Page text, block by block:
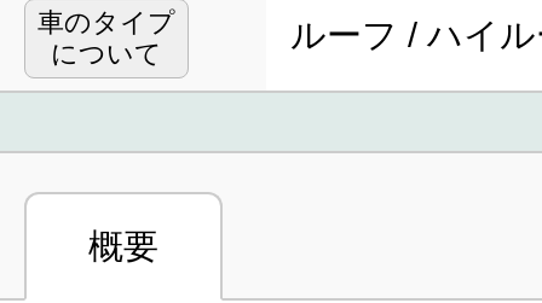
車のタイプ
について
ルーフ / ハイ
概要